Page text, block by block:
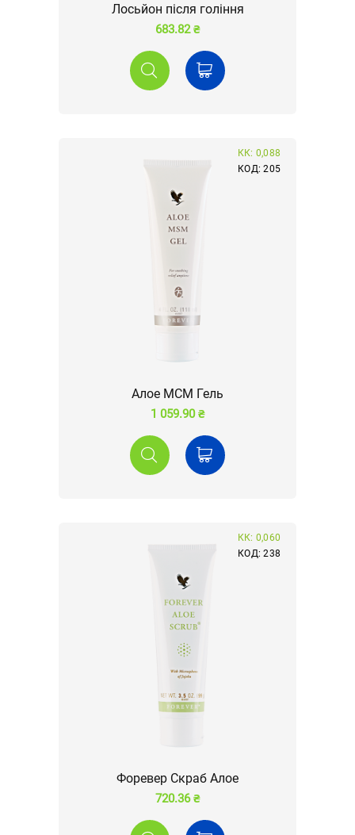
Лосьйон після гоління
683.82 ₴
Алое МСМ Гель
1 059.90 ₴
КОД: 205
КК: 0,088
Форевер Скраб Алое
720.36 ₴
КОД: 238
КК: 0,060